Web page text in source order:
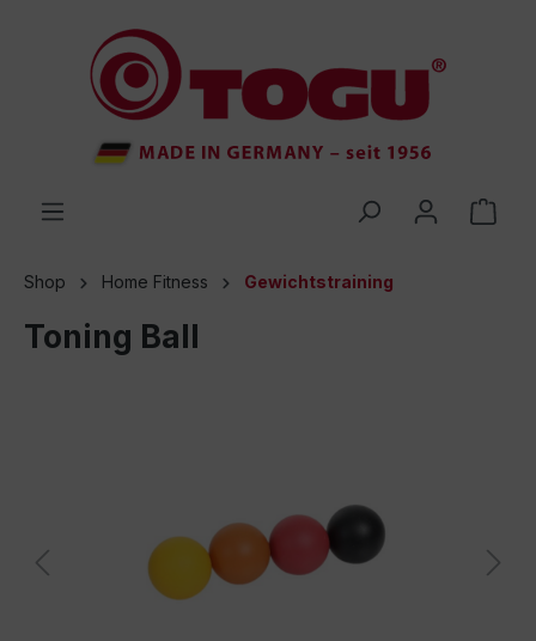
springen
Shop Home Fitness Gewichtstraining
Toning Ball